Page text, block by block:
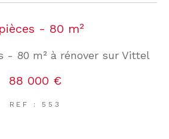
- 80 m²
- 80 m² à rénover sur Vittel
88 000 €
REF : 553